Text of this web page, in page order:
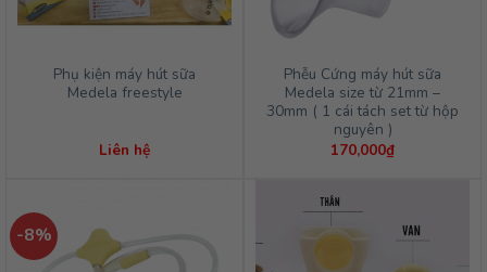
Phụ kiện máy hút sữa
Medela freestyle
Liên hệ
Phễu Cứng máy hút sữa
Medela size từ 21mm –
30mm ( 1 cái tách set từ hộp
nguyên )
170,000₫
-8%